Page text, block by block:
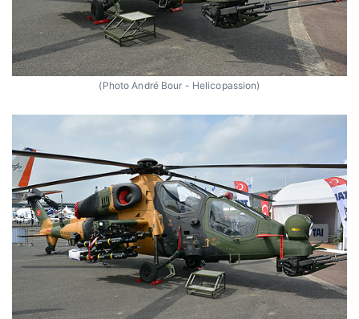
(Photo André Bour - Helicopassion)